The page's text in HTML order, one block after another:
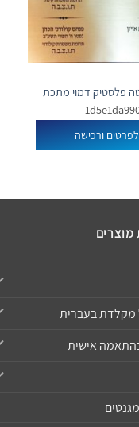
פלסטיק דמוי מתכת
לפרטים ורכישה
מוצרים
מקלדת בעברית
אישית